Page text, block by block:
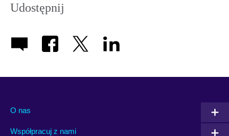
Udostępnij
O nas
Współpracuj z nami